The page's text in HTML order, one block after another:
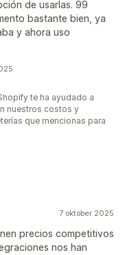
de usarlas. 99
bastante bien, ya
y ahora uso
te ha ayudado a
nuestros costos y
que mencionas para
7 oktober 2025
precios competitivos
nos han